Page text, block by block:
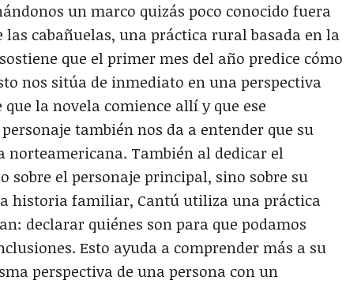
un marco quizás poco conocido fuera
las cabañuelas, una práctica rural basada en la
que el primer mes del año predice cómo
nos sitúa de inmediato en una perspectiva
la novela comience allí y que ese
también nos da a entender que su
norteamericana. También al dedicar el
sobre el personaje principal, sino sobre su
historia familiar, Cantú utiliza una práctica
declarar quiénes son para que podamos
Esto ayuda a comprender más a su
perspectiva de una persona con un